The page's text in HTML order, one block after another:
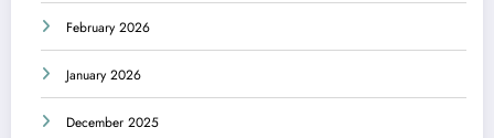
February 2026
January 2026
December 2025